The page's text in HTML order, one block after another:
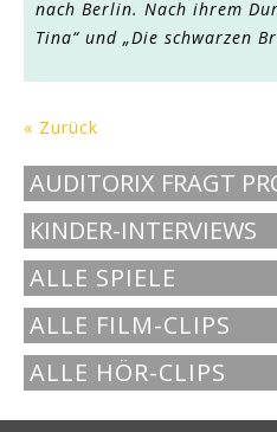
nach Berlin. Nach ihrem
Tina“ und „Die schwarzen
« Zurück
AUDITORIX FRAGT
KINDER-INTERVIEWS
ALLE SPIELE
ALLE FILM-CLIPS
ALLE HÖR-CLIPS